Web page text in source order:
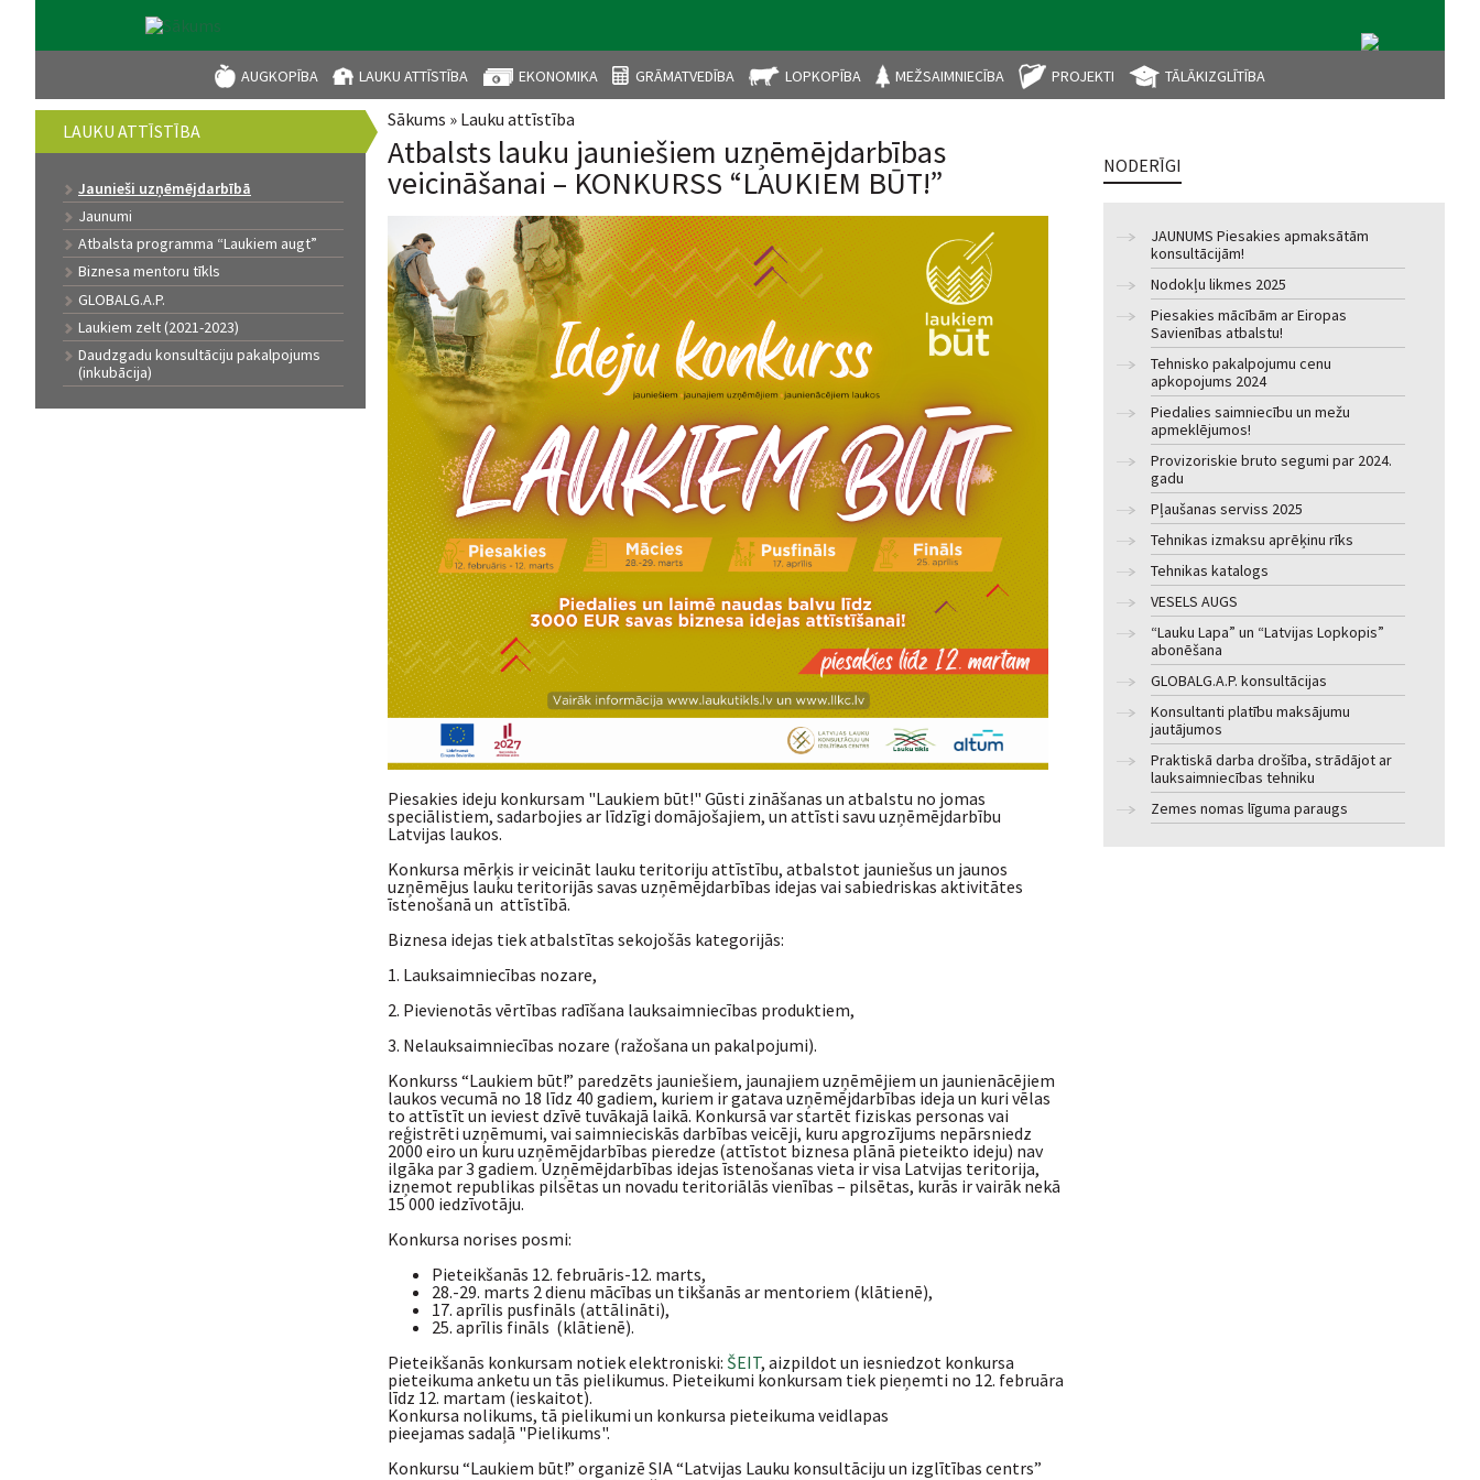
AUGKOPĪBA LAUKU ATTĪSTĪBA EKONOMIKA GRĀMATVEDĪBA LOPKOPĪBA MEŽSAIMNIECĪBA PROJEKTI TĀLĀKIZGLĪTĪBA
Jūs atrodaties šeit
Sākums » Lauku attīstība
Atbalsts lauku jauniešiem uzņēmējdarbības
veicināšanai – KONKURSS “LAUKIEM BŪT!”
Piesakies ideju konkursam "Laukiem būt!" Gūsti zināšanas un atbalstu no jomas
speciālistiem, sadarbojies ar līdzīgi domājošajiem, un attīsti savu uzņēmējdarbību
Latvijas laukos.
Konkursa mērķis ir veicināt lauku teritoriju attīstību, atbalstot jauniešus un jaunos
uzņēmējus lauku teritorijās savas uzņēmējdarbības idejas vai sabiedriskas aktivitātes
īstenošanā un attīstībā.
Biznesa idejas tiek atbalstītas sekojošās kategorijās:
1. Lauksaimniecības nozare,
2. Pievienotās vērtības radīšana lauksaimniecības produktiem,
3. Nelauksaimniecības nozare (ražošana un pakalpojumi).
Konkurss “Laukiem būt!” paredzēts jauniešiem, jaunajiem uzņēmējiem un jaunienācējiem
laukos vecumā no 18 līdz 40 gadiem, kuriem ir gatava uzņēmējdarbības ideja un kuri vēlas
to attīstīt un ieviest dzīvē tuvākajā laikā. Konkursā var startēt fiziskas personas vai
reģistrēti uzņēmumi, vai saimnieciskās darbības veicēji, kuru apgrozījums nepārsniedz
2000 eiro un kuru uzņēmējdarbības pieredze (attīstot biznesa plānā pieteikto ideju) nav
ilgāka par 3 gadiem. Uzņēmējdarbības idejas īstenošanas vieta ir visa Latvijas teritorija,
izņemot republikas pilsētas un novadu teritoriālās vienības – pilsētas, kurās ir vairāk nekā
15 000 iedzīvotāju.
Konkursa norises posmi:
Pieteikšanās 12. februāris-12. marts,
28.-29. marts 2 dienu mācības un tikšanās ar mentoriem (klātienē),
17. aprīlis pusfināls (attālināti),
25. aprīlis fināls (klātienē).
Pieteikšanās konkursam notiek elektroniski: ŠEIT, aizpildot un iesniedzot konkursa
pieteikuma anketu un tās pielikumus. Pieteikumi konkursam tiek pieņemti no 12. februāra
līdz 12. martam (ieskaitot).
Konkursa nolikums, tā pielikumi un konkursa pieteikuma veidlapas
pieejamas sadaļā "Pielikums".
Konkursu “Laukiem būt!” organizē SIA “Latvijas Lauku konsultāciju un izglītības centrs”
LAUKU ATTĪSTĪBA
Jaunieši uzņēmējdarbībā
Jaunumi
Atbalsta programma “Laukiem augt”
Biznesa mentoru tīkls
GLOBALG.A.P.
Laukiem zelt (2021-2023)
Daudzgadu konsultāciju pakalpojums
(inkubācija)
NODERĪGI
JAUNUMS Piesakies apmaksātām
konsultācijām!
Nodokļu likmes 2025
Piesakies mācībām ar Eiropas
Savienības atbalstu!
Tehnisko pakalpojumu cenu
apkopojums 2024
Piedalies saimniecību un mežu
apmeklējumos!
Provizoriskie bruto segumi par 2024.
gadu
Pļaušanas serviss 2025
Tehnikas izmaksu aprēķinu rīks
Tehnikas katalogs
VESELS AUGS
“Lauku Lapa” un “Latvijas Lopkopis”
abonēšana
GLOBALG.A.P. konsultācijas
Konsultanti platību maksājumu
jautājumos
Praktiskā darba drošība, strādājot ar
lauksaimniecības tehniku
Zemes nomas līguma paraugs